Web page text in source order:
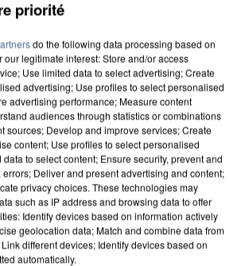
DE-FRANCE LANCE UN ÉLAN
AVEC LES...
priorité
do the following data processing based on
our legitimate interest: Store and/or access
Use limited data to select advertising; Create
advertising; Use profiles to select personalised
advertising performance; Measure content
audiences through statistics or combinations
sources; Develop and improve services; Create
content; Use profiles to select personalised
to select content; Ensure security, prevent and
errors; Deliver and present advertising and content;
privacy choices. These technologies may
such as IP address and browsing data to offer
Identify devices based on information actively
geolocation data; Match and combine data from
different devices; Identify devices based on
automatically.